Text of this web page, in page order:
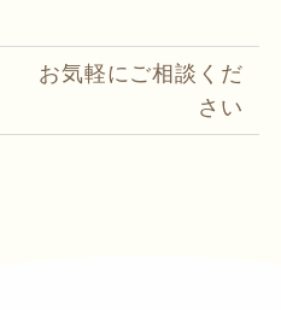
お気軽にご相談くだ
さい